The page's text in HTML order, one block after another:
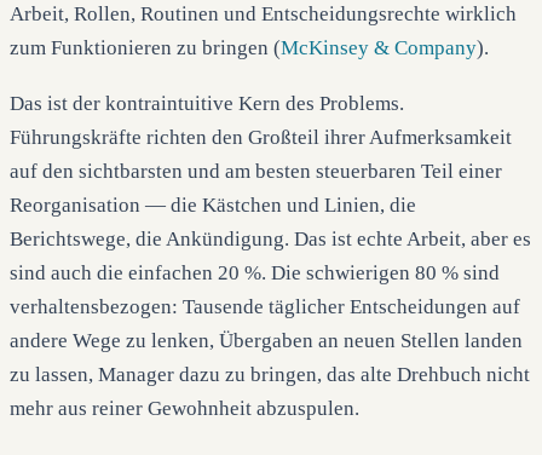
Arbeit, Rollen, Routinen und Entscheidungsrechte wirklich
zum Funktionieren zu bringen (McKinsey & Company).
Das ist der kontraintuitive Kern des Problems.
Führungskräfte richten den Großteil ihrer Aufmerksamkeit
auf den sichtbarsten und am besten steuerbaren Teil einer
Reorganisation — die Kästchen und Linien, die
Berichtswege, die Ankündigung. Das ist echte Arbeit, aber es
sind auch die einfachen 20 %. Die schwierigen 80 % sind
verhaltensbezogen: Tausende täglicher Entscheidungen auf
andere Wege zu lenken, Übergaben an neuen Stellen landen
zu lassen, Manager dazu zu bringen, das alte Drehbuch nicht
mehr aus reiner Gewohnheit abzuspulen.